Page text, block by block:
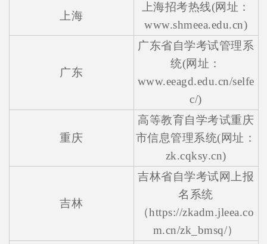
上海
上海招考热线(网址：
www.shmeea.edu.cn)
广东
广东省自学考试管理系
统(网址：
www.eeagd.edu.cn/selfe
c/)
重庆
高等教育自学考试重庆
市信息管理系统(网址：
zk.cqksy.cn)
吉林
吉林省自学考试网上报
名系统
（https://zkadm.jleea.co
m.cn/zk_bmsq/）